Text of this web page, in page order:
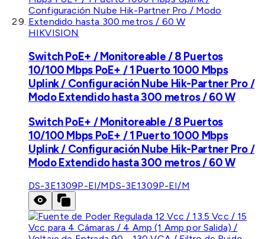
HIKVISION
Switch PoE+ / Monitoreable / 8 Puertos
10/100 Mbps PoE+ / 1 Puerto 1000 Mbps
Uplink / Configuración Nube Hik-Partner Pro /
Modo Extendido hasta 300 metros / 60 W
Switch PoE+ / Monitoreable / 8 Puertos
10/100 Mbps PoE+ / 1 Puerto 1000 Mbps
Uplink / Configuración Nube Hik-Partner Pro /
Modo Extendido hasta 300 metros / 60 W
DS-3E1309P-EI/MDS-3E1309P-EI/M